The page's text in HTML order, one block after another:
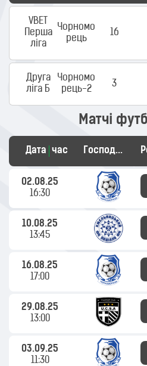
VBET
Перша
ліга
Чорномо
рець
16
Друга
ліга Б
Чорномо
рець-2
3
Матчі
Дата час Господарі
02.08.25
16:30
10.08.25
13:45
16.08.25
17:00
29.08.25
13:00
03.09.25
11:30